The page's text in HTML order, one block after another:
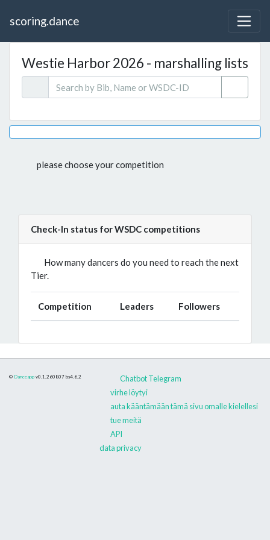
scoring.dance
Westie Harbor 2026 - marshalling lists
please choose your competition
Check-In status for WSDC competitions
How many dancers do you need to reach the next
Tier.
Competition Leaders Followers
© Danceapp v0.1.260807 bs4.6.2
Chatbot Telegram
virhe löytyi
auta kääntämään tämä sivu omalle kielellesi
tue meitä
API
data privacy